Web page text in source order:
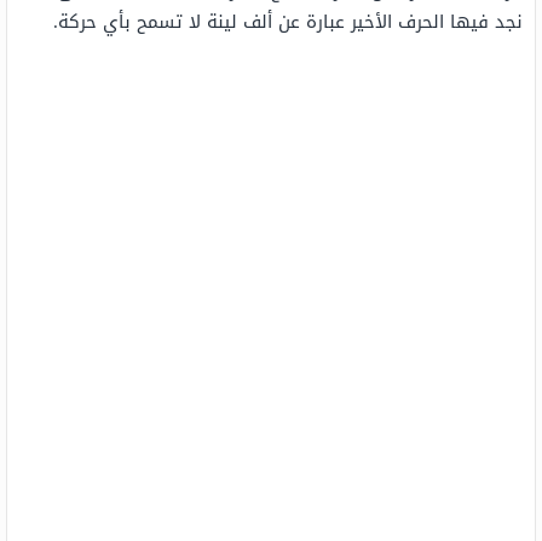
نجد فيها الحرف الأخير عبارة عن ألف لينة لا تسمح بأي حركة.